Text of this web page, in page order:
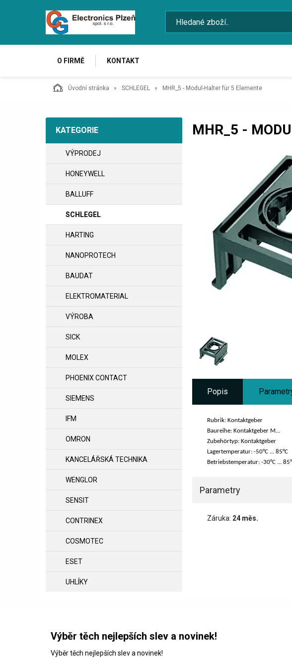
O FIRMĚ KONTAKT
Úvodní stránka SCHLEGEL MHR_5 - Modul-Halter für 5 Elemente
KATEGORIE
VÝPRODEJ
HONEYWELL
BALLUFF
SCHLEGEL
HARTING
NANOPROTECH
BAUDAT
ELEKTROMATERIAL
VÝROBA
SICK
MOLEX
PHOENIX CONTACT
SIEMENS
IFM
OMRON
KANCELÁŘSKÁ TECHNIKA
WENGLOR
SENSIT
CONTRINEX
COSMOTEC
ESET
UHLÍKY
MHR_5 -
Popis
Rubrik: Kontaktgeber
Baureihe: Kontaktgeber M...
Zubehörtyp: Kontaktgeber
Lagertemperatur: -50°C ... 85°C
Betriebstemperatur: -30°C ...
Parametry
Záruka: 24 měs.
Výběr těch nejlepších slev a novinek!
Výběr těch nejlepších slev a novinek!